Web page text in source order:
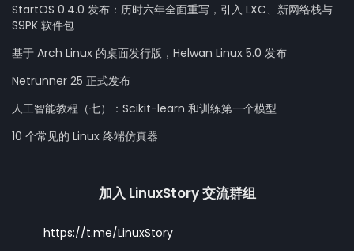
StartOS 0.4.0 发布：历时六年全面重写，引入 LXC、新网络栈与
S9PK 软件包
基于 Arch Linux 的桌面发行版，Helwan Linux 5.0 发布
Netrunner 25 正式发布
人工智能教程（七）：Scikit-learn 和训练第一个模型
10 个常见的 Linux 终端仿真器
加入 LinuxStory 交流群组
https://t.me/LinuxStory